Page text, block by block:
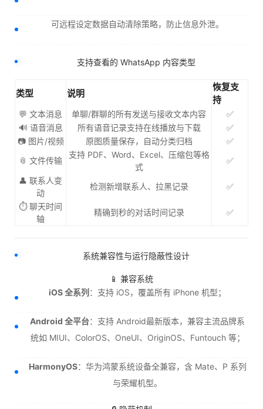
可远程设定数据自动清除策略，防止信息外泄。
支持查看的 WhatsApp 内容类型
类型 说明
恢复支
持
💬 文本消息 单聊/群聊的所有发送与接收文本内容
✅
🔊 语音消息
所有语音记录支持在线播放与下载
✅
📷 图片/视频
原图质量保存，自动分类归档
✅
📎 文件传输
支持 PDF、Word、Excel、压缩包等格
式
✅
👤 联系人变
动
检测新增联系人、拉黑记录
✅
⏱ 聊天时间
轴
精确到秒的对话时间记录 ✅
系统兼容性与运行隐蔽性设计
📱 兼容系统
iOS 全系列 ：支持 iOS，覆盖所有 iPhone 机型；
Android 全平台：支持 Android最新版本，兼容主流品牌系
统如 MIUI、ColorOS、OneUI、OriginOS、Funtouch 等；
HarmonyOS：华为鸿蒙系统设备全兼容，含 Mate、P 系列
与荣耀机型。